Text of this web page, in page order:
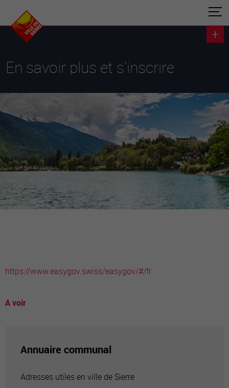
En savoir plus et s’inscrire
https://www.easygov.swiss/easygov/#/fr
A voir
Annuaire communal
Adresses utiles en ville de Sierre